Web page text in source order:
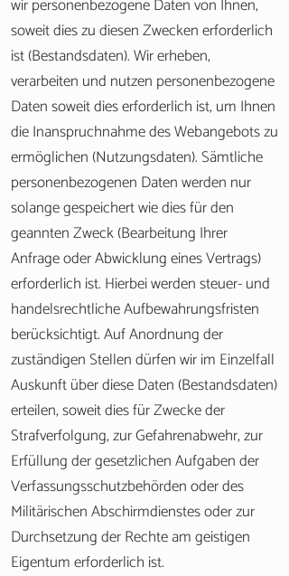
wir personenbezogene Daten von Ihnen,
soweit dies zu diesen Zwecken erforderlich
ist (Bestandsdaten). Wir erheben,
verarbeiten und nutzen personenbezogene
Daten soweit dies erforderlich ist, um Ihnen
die Inanspruchnahme des Webangebots zu
ermöglichen (Nutzungsdaten). Sämtliche
personenbezogenen Daten werden nur
solange gespeichert wie dies für den
geannten Zweck (Bearbeitung Ihrer
Anfrage oder Abwicklung eines Vertrags)
erforderlich ist. Hierbei werden steuer- und
handelsrechtliche Aufbewahrungsfristen
berücksichtigt. Auf Anordnung der
zuständigen Stellen dürfen wir im Einzelfall
Auskunft über diese Daten (Bestandsdaten)
erteilen, soweit dies für Zwecke der
Strafverfolgung, zur Gefahrenabwehr, zur
Erfüllung der gesetzlichen Aufgaben der
Verfassungsschutzbehörden oder des
Militärischen Abschirmdienstes oder zur
Durchsetzung der Rechte am geistigen
Eigentum erforderlich ist.